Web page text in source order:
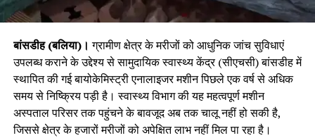
बांसडीह (बलिया)। ग्रामीण क्षेत्र के मरीजों को आधुनिक जांच सुविधाएं
उपलब्ध कराने के उद्देश्य से सामुदायिक स्वास्थ्य केंद्र (सीएचसी) बांसडीह में
स्थापित की गई बायोकेमिस्ट्री एनालाइजर मशीन पिछले एक वर्ष से अधिक
समय से निष्क्रिय पड़ी है। स्वास्थ्य विभाग की यह महत्वपूर्ण मशीन
अस्पताल परिसर तक पहुंचने के बावजूद अब तक चालू नहीं हो सकी है,
जिससे क्षेत्र के हजारों मरीजों को अपेक्षित लाभ नहीं मिल पा रहा है।